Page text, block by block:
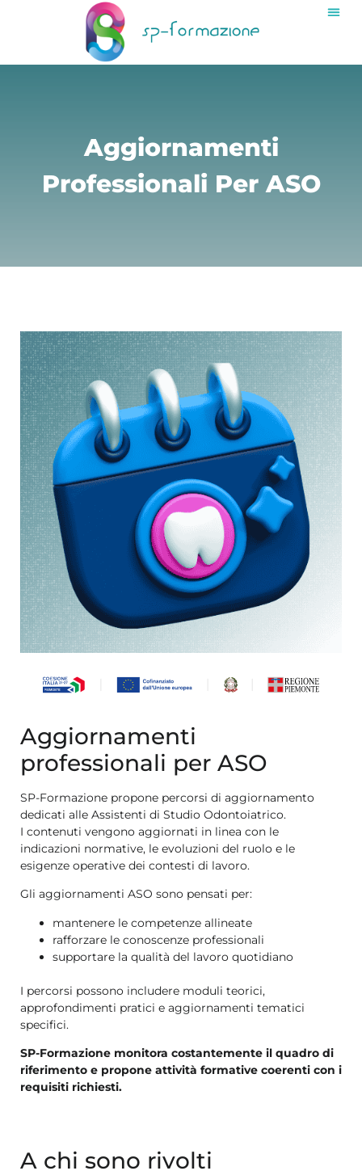
Aggiornamenti
Professionali Per ASO
Aggiornamenti
professionali per ASO
SP-Formazione propone percorsi di aggiornamento
dedicati alle Assistenti di Studio Odontoiatrico.
I contenuti vengono aggiornati in linea con le
indicazioni normative, le evoluzioni del ruolo e le
esigenze operative dei contesti di lavoro.
Gli aggiornamenti ASO sono pensati per:
mantenere le competenze allineate
rafforzare le conoscenze professionali
supportare la qualità del lavoro quotidiano
I percorsi possono includere moduli teorici,
approfondimenti pratici e aggiornamenti tematici
specifici.
SP-Formazione monitora costantemente il quadro di
riferimento e propone attività formative coerenti con i
requisiti richiesti.
A chi sono rivolti